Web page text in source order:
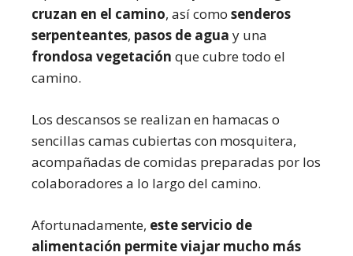
cruzan en el camino, así como senderos
serpenteantes, pasos de agua y una
frondosa vegetación que cubre todo el
camino.
Los descansos se realizan en hamacas o
sencillas camas cubiertas con mosquitera,
acompañadas de comidas preparadas por los
colaboradores a lo largo del camino.
Afortunadamente, este servicio de
alimentación permite viajar mucho más